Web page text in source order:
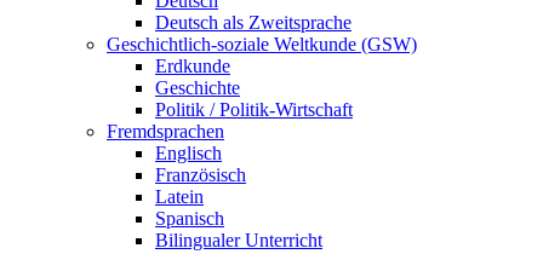
Deutsch als Zweitsprache
Geschichtlich-soziale Weltkunde (GSW)
Erdkunde
Geschichte
Politik / Politik-Wirtschaft
Fremdsprachen
Englisch
Französisch
Latein
Spanisch
Bilingualer Unterricht